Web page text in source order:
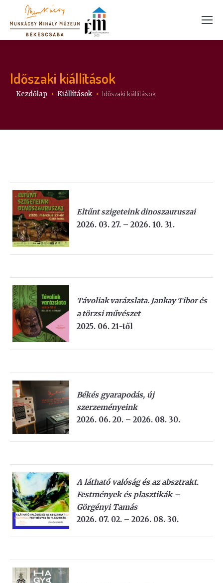
Időszaki kiállítások
Itt vagy:
Kezdőlap Kiállítások Időszaki kiállítások
Eltűnt szigeteink dinoszauruszai
2026. 03. 27. – 2026. 10. 31.
Távoliak varázslata. Jankay Tibor és
a törzsi művészet
2025. 06. 21-től
Békés gyarapodás, új
szerzeményeink
2026. 06. 20. – 2026. 08. 30.
A látható valóság és az absztrakt.
Festmények és plasztikák –
Görgényi Tamás
2026. 07. 02. – 2026. 08. 30.